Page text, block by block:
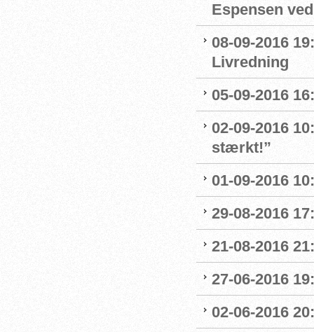
Espensen
08-09-2016
Livredning
05-09-2016
02-09-2016
stærkt!”
01-09-2016
29-08-2016
21-08-2016
27-06-2016
02-06-2016